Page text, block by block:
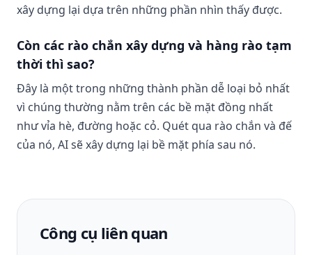
xây dựng lại dựa trên những phần nhìn thấy được.
Còn các rào chắn xây dựng và hàng rào tạm
thời thì sao?
Đây là một trong những thành phần dễ loại bỏ nhất
vì chúng thường nằm trên các bề mặt đồng nhất
như vỉa hè, đường hoặc cỏ. Quét qua rào chắn và đế
của nó, AI sẽ xây dựng lại bề mặt phía sau nó.
Công cụ liên quan